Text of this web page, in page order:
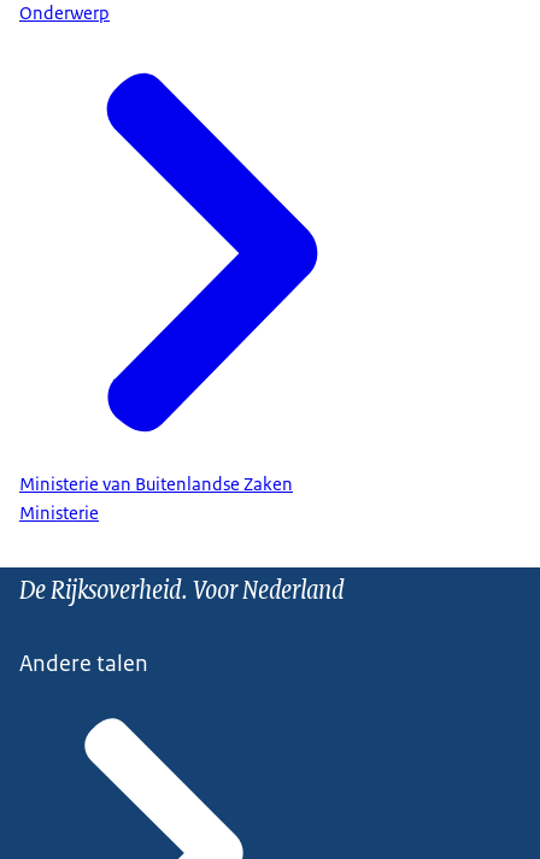
Onderwerp
Ministerie van Buitenlandse Zaken
Ministerie
De Rijksoverheid. Voor Nederland
Andere talen